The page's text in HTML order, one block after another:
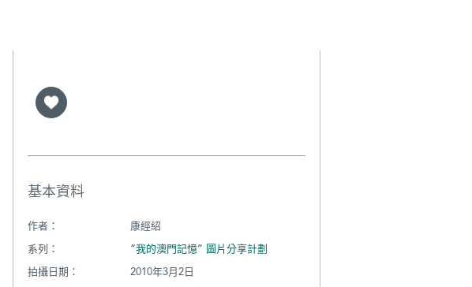
基本資料
作者：
康經紹
系列：
“我的澳門記憶” 圖片分享計劃
拍攝日期：
2010年3月2日